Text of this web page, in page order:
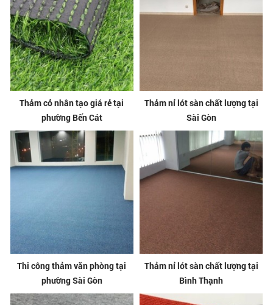
Thảm cỏ nhân tạo giá rẻ tại
phường Bến Cát
Thảm nỉ lót sàn chất lượng tại
Sài Gòn
Thi công thảm văn phòng tại
phường Sài Gòn
Thảm nỉ lót sàn chất lượng tại
Bình Thạnh